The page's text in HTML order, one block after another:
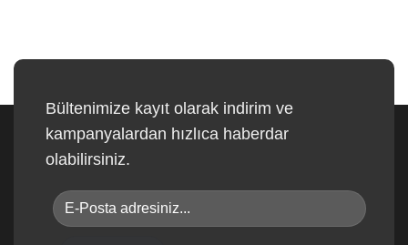
Bültenimize kayıt olarak indirim ve
kampanyalardan hızlıca haberdar
olabilirsiniz.